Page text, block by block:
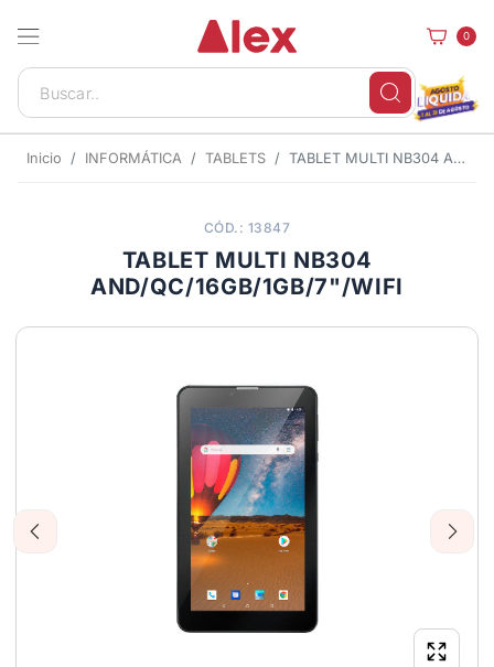
0
Inicio INFORMÁTICA TABLETS TABLET MULTI NB304 AND/QC/16GB/1GB/7"/WIFI
CÓD.: 13847
TABLET MULTI NB304
AND/QC/16GB/1GB/7"/WIFI
Previous Next